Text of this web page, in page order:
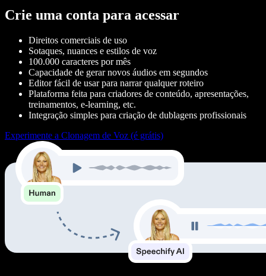
Crie uma conta para acessar
Direitos comerciais de uso
Sotaques, nuances e estilos de voz
100.000 caracteres por mês
Capacidade de gerar novos áudios em segundos
Editor fácil de usar para narrar qualquer roteiro
Plataforma feita para criadores de conteúdo, apresentações,
treinamentos, e-learning, etc.
Integração simples para criação de dublagens profissionais
Experimente a Clonagem de Voz (é grátis)